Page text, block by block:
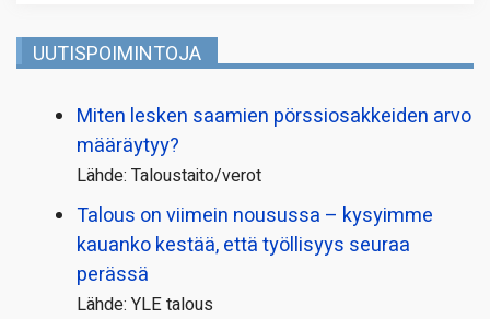
UUTISPOIMINTOJA
Miten lesken saamien pörssi­osakkeiden arvo
määräytyy?
Lähde: Taloustaito/verot
Talous on viimein nousussa – kysyimme
kauanko kestää, että työllisyys seuraa
perässä
Lähde: YLE talous